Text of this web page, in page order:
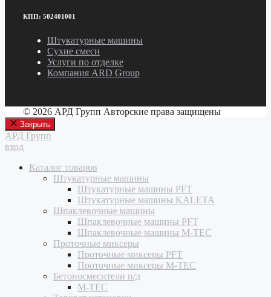
КПП: 502401001
Штукатурные машины
Сухие смеси
Услуги по отделке
Компания ARD Group
© 2026 АРД Групп Авторские права защищены
Закрыть
АРД Групп
вход
Каталог товаров
Штукатурные машины
Штукатурные машины PFT
Штукатурные машины KALETA
Шпаклевочные машины
Шпаклевочные машины PFT
Шпаклевочные машины M-TEC
Проточные миксеры
Проточные миксеры PFT
Проточные миксеры M-TEC
Бетоносмесители п/д
M-TEC